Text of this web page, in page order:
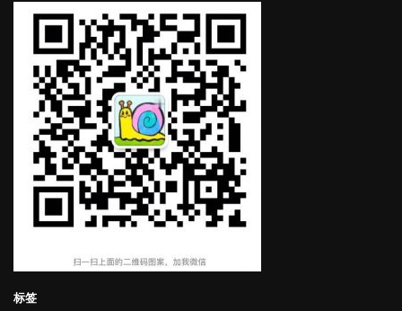
标签